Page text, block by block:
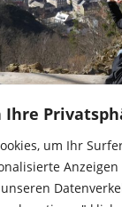
Ihre
um Ihr
am 10.04.2022
30. März 2022